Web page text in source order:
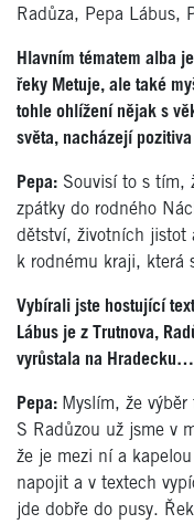
Radůza, Pepa Lábus,
Hlavním tématem alba
řeky Metuje, ale také
tohle ohlížení nějak s
světa, nacházejí pozitiva
Pepa: Souvisí to s tím,
zpátky do rodného
dětství, životních jistot
k rodnému kraji, která
Vybírali jste hostující
Lábus je z Trutnova,
vyrůstala na Hradecku…
Pepa: Myslím, že
S Radůzou už jsme v
že je mezi ní a
napojit a v textech
jde dobře do pusy.